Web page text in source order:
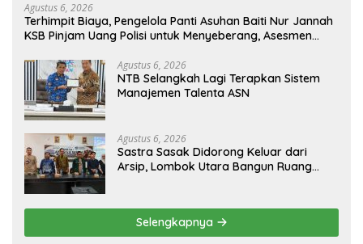
Agustus 6, 2026
Terhimpit Biaya, Pengelola Panti Asuhan Baiti Nur Jannah
KSB Pinjam Uang Polisi untuk Menyeberang, Asesmen
Agustus 6, 2026
NTB Selangkah Lagi Terapkan Sistem
Manajemen Talenta ASN
Agustus 6, 2026
Sastra Sasak Didorong Keluar dari
Arsip, Lombok Utara Bangun Ruang
Selengkapnya